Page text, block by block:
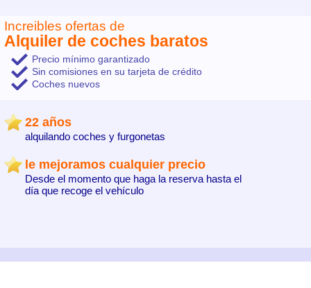
Increibles ofertas de
Alquiler de coches baratos
Precio mínimo garantizado
Sin comisiones en su tarjeta de crédito
Coches nuevos
22 años
alquilando coches y furgonetas
le mejoramos cualquier precio
Desde el momento que haga la reserva hasta el
día que recoge el vehículo